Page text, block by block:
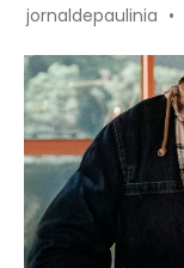
jornaldepaulinia